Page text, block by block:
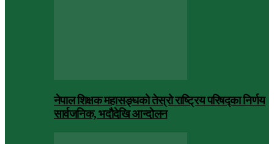
नेपाल शिक्षक महासङ्घको तेस्रो राष्ट्रिय परिषद्का निर्णय
सार्वजनिक, भदाैदेखि आन्दाेलन